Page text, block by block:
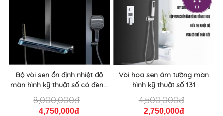
0
Bộ vòi sen ổn định nhiệt độ
màn hình kỹ thuật số có đèn...
8,000,000đ
4,750,000đ
Vòi hoa sen âm tường màn
hình kỹ thuật số 131
4,500,000đ
2,750,000đ